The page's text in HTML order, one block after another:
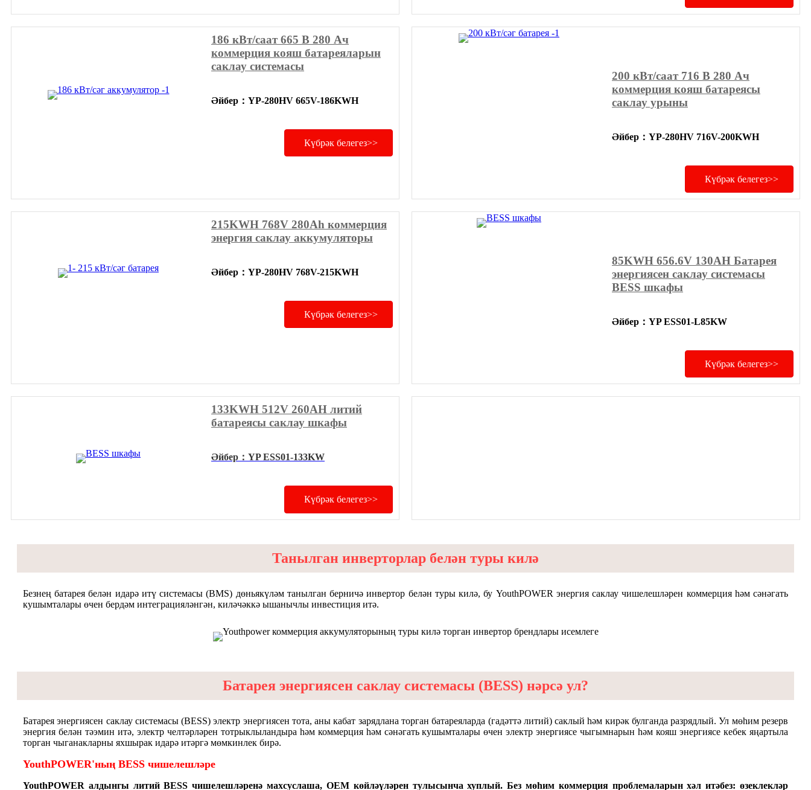
186 кВт/саат 665 В 280 Ач
коммерция кояш батареяларын
саклау системасы
Әйбер ： YP-280HV 665V-186KWH
Күбрәк белегез>>
200 кВт/саат 716 В 280 Ач
коммерция кояш батареясы
саклау урыны
Әйбер ： YP-280HV 716V-200KWH
Күбрәк белегез>>
215KWH 768V 280Ah коммерция
энергия саклау аккумуляторы
Әйбер ： YP-280HV 768V-215KWH
Күбрәк белегез>>
85KWH 656.6V 130AH Батарея
энергиясен саклау системасы
BESS шкафы
Әйбер ： YP ESS01-L85KW
Күбрәк белегез>>
133KWH 512V 260AH литий
батареясы саклау шкафы
Әйбер ： YP ESS01-133KW
Күбрәк белегез>>
Танылган инверторлар белән туры килә
Безнең батарея белән идарә итү системасы (BMS) дөньякүләм танылган берничә инвертор белән туры килә, бу YouthPOWER энергия саклау чишелешләрен коммерция һәм сәнәгать
кушымталары өчен бердәм интеграцияләнгән, киләчәккә ышанычлы инвестиция итә.
Батарея энергиясен саклау системасы (BESS) нәрсә ул?
Батарея энергиясен саклау системасы (BESS) электр энергиясен тота, аны кабат зарядлана торган батареяларда (гадәттә литий) саклый һәм кирәк булганда разрядлый. Ул мөһим резерв
энергия белән тәэмин итә, электр челтәрләрен тотрыклыландыра һәм коммерция һәм сәнәгать кушымталары өчен электр энергиясе чыгымнарын һәм кояш энергиясе кебек яңартыла
торган чыганакларны яхшырак идарә итәргә мөмкинлек бирә.
YouthPOWER'ның BESS чишелешләре
YouthPOWER алдынгы литий BESS чишелешләренә махсуслаша, OEM көйләүләрен тулысынча хуплый. Без мөһим коммерция проблемаларын хәл итәбез: өзеклекләр